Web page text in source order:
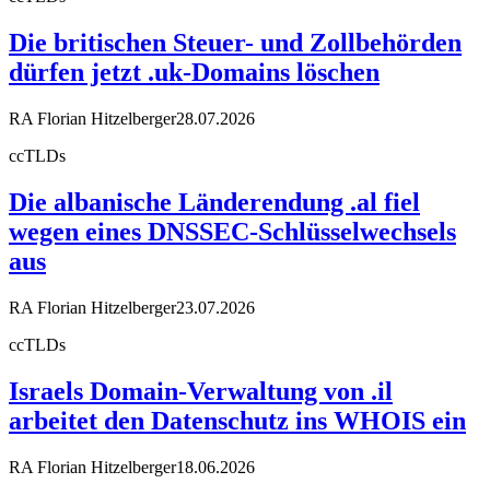
Die britischen Steuer- und Zollbehörden
dürfen jetzt .uk-Domains löschen
RA Florian Hitzelberger28.07.2026
ccTLDs
Die albanische Länderendung .al fiel
wegen eines DNSSEC-Schlüsselwechsels
aus
RA Florian Hitzelberger23.07.2026
ccTLDs
Israels Domain-Verwaltung von .il
arbeitet den Datenschutz ins WHOIS ein
RA Florian Hitzelberger18.06.2026